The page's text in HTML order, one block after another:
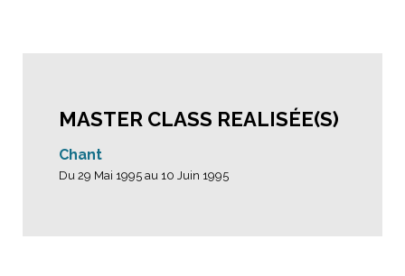
MASTER CLASS REALISÉE(S)
Chant
Du 29 Mai 1995 au 10 Juin 1995